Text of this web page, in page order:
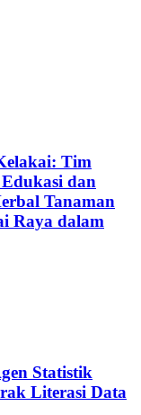
Tim
dan
Tanaman
Raya dalam
Statistik
Literasi Data